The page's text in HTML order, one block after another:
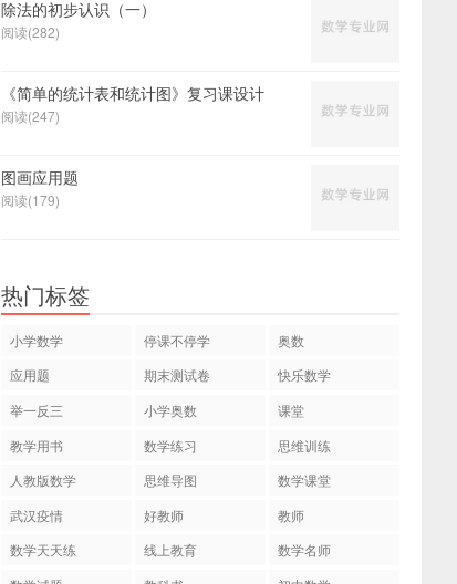
除法的初步认识（一）
阅读(282)
《简单的统计表和统计图》复习课设计
阅读(247)
图画应用题
阅读(179)
热门标签
小学数学 停课不停学
奥数
应用题
期末测试卷
快乐数学
举一反三
小学奥数
课堂
教学用书
数学练习
思维训练
人教版数学
思维导图
数学课堂
武汉疫情
好教师
教师
数学天天练
线上教育
数学名师